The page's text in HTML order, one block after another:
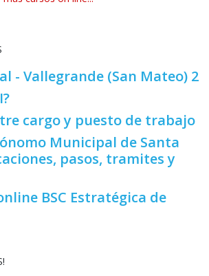
- Vallegrande (San Mateo) 2
cargo y puesto de trabajo
Municipal de Santa
pasos, tramites y
BSC Estratégica de